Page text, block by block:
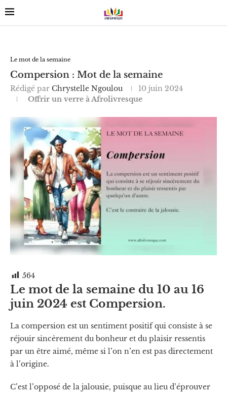
Le mot de la semaine
Compersion : Mot de la semaine
Rédigé par Chrystelle Ngoulou
10 juin 2024
Offrir un verre à Afrolivresque
564
Le mot de la semaine du 10 au 16
juin 2024 est Compersion.
La compersion est un sentiment positif qui consiste à se
réjouir sincèrement du bonheur et du plaisir ressentis
par un être aimé, même si l’on n’en est pas directement
à l’origine.
C’est l’opposé de la jalousie, puisque au lieu d’éprouver